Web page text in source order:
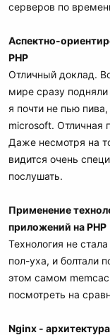
серверов по
Аспектно-
PHP
Отличный доклад.
мире сразу
я почти не пью
microsoft. Отличная
Даже несмотря на
видится очень
послушать.
Применение
приложений на PHP
Технология не
пол-уха, и болтали
этом самом
посмотреть на
Nginx -